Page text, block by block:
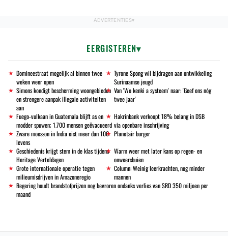
EERGISTEREN
Domineestraat mogelijk al binnen twee
weken weer open
Tyrone Spong wil bijdragen aan ontwikkeling
Surinaamse jeugd
Simons kondigt bescherming woongebieden
en strengere aanpak illegale activiteiten
aan
Van 'Wo kenki a systeem' naar: 'Geef ons nóg
twee jaar'
Fuego-vulkaan in Guatemala blijft as en
modder spuwen; 1.700 mensen geëvacueerd
Hakrinbank verkoopt 18% belang in DSB
via openbare inschrijving
Zware moesson in India eist meer dan 100
levens
Planetair burger
Geschiedenis krijgt stem in de klas tijdens
Heritage Verteldagen
Warm weer met later kans op regen- en
onweersbuien
Grote internationale operatie tegen
milieumisdrijven in Amazoneregio
Column: Weinig leerkrachten, nog minder
mannen
Regering houdt brandstofprijzen nog bevroren ondanks verlies van SRD 350 miljoen per
maand